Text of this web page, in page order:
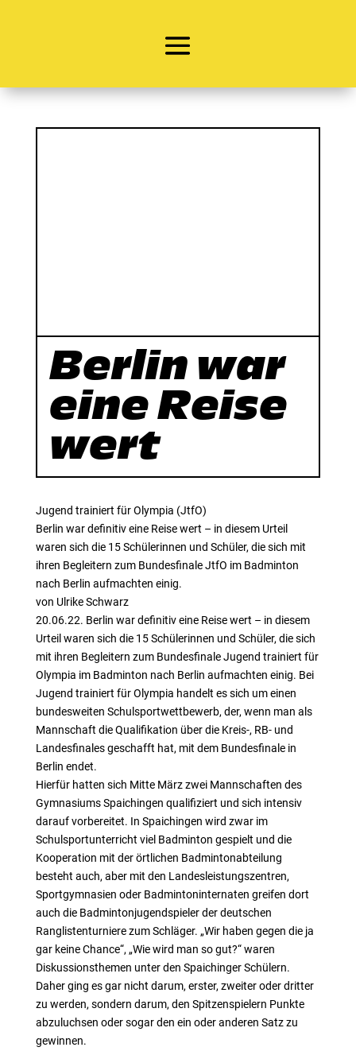
Berlin war
eine Reise
wert
Jugend trainiert für Olympia (JtfO)
Berlin war definitiv eine Reise wert – in diesem Urteil
waren sich die 15 Schülerinnen und Schüler, die sich mit
ihren Begleitern zum Bundesfinale JtfO im Badminton
nach Berlin aufmachten einig.
von Ulrike Schwarz
20.06.22. Berlin war definitiv eine Reise wert – in diesem
Urteil waren sich die 15 Schülerinnen und Schüler, die sich
mit ihren Begleitern zum Bundesfinale Jugend trainiert für
Olympia im Badminton nach Berlin aufmachten einig. Bei
Jugend trainiert für Olympia handelt es sich um einen
bundesweiten Schulsportwettbewerb, der, wenn man als
Mannschaft die Qualifikation über die Kreis-, RB- und
Landesfinales geschafft hat, mit dem Bundesfinale in
Berlin endet.
Hierfür hatten sich Mitte März zwei Mannschaften des
Gymnasiums Spaichingen qualifiziert und sich intensiv
darauf vorbereitet. In Spaichingen wird zwar im
Schulsportunterricht viel Badminton gespielt und die
Kooperation mit der örtlichen Badmintonabteilung
besteht auch, aber mit den Landesleistungszentren,
Sportgymnasien oder Badmintoninternaten greifen dort
auch die Badmintonjugendspieler der deutschen
Ranglistenturniere zum Schläger. „Wir haben gegen die ja
gar keine Chance“, „Wie wird man so gut?“ waren
Diskussionsthemen unter den Spaichinger Schülern.
Daher ging es gar nicht darum, erster, zweiter oder dritter
zu werden, sondern darum, den Spitzenspielern Punkte
abzuluchsen oder sogar den ein oder anderen Satz zu
gewinnen.